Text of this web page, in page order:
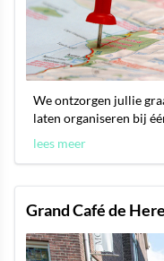
We ontzorgen jullie
laten organiseren bij
lees meer
Grand Café de